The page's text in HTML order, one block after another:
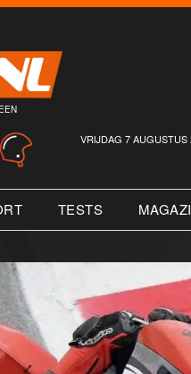
VRIJDAG 7 AUGUSTUS
TESTS